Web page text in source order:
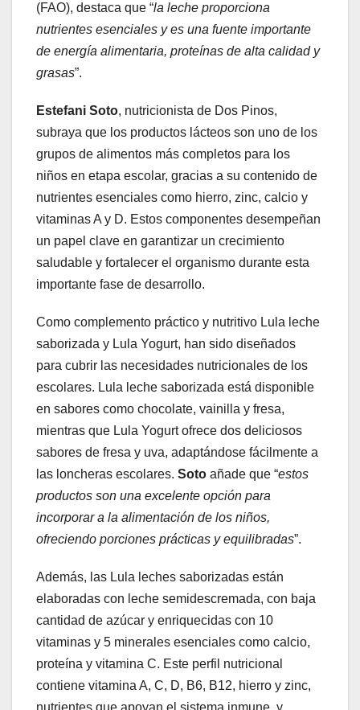
(FAO), destaca que “la leche proporciona
nutrientes esenciales y es una fuente importante
de energía alimentaria, proteínas de alta calidad y
grasas”.
Estefani Soto, nutricionista de Dos Pinos,
subraya que los productos lácteos son uno de los
grupos de alimentos más completos para los
niños en etapa escolar, gracias a su contenido de
nutrientes esenciales como hierro, zinc, calcio y
vitaminas A y D. Estos componentes desempeñan
un papel clave en garantizar un crecimiento
saludable y fortalecer el organismo durante esta
importante fase de desarrollo.
Como complemento práctico y nutritivo Lula leche
saborizada y Lula Yogurt, han sido diseñados
para cubrir las necesidades nutricionales de los
escolares. Lula leche saborizada está disponible
en sabores como chocolate, vainilla y fresa,
mientras que Lula Yogurt ofrece dos deliciosos
sabores de fresa y uva, adaptándose fácilmente a
las loncheras escolares. Soto añade que “estos
productos son una excelente opción para
incorporar a la alimentación de los niños,
ofreciendo porciones prácticas y equilibradas”.
Además, las Lula leches saborizadas están
elaboradas con leche semidescremada, con baja
cantidad de azúcar y enriquecidas con 10
vitaminas y 5 minerales esenciales como calcio,
proteína y vitamina C. Este perfil nutricional
contiene vitamina A, C, D, B6, B12, hierro y zinc,